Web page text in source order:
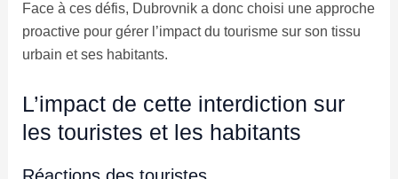
Face à ces défis, Dubrovnik a donc choisi une approche
proactive pour gérer l’impact du tourisme sur son tissu
urbain et ses habitants.
L’impact de cette interdiction sur
les touristes et les habitants